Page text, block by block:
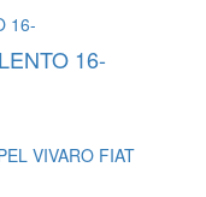
16-